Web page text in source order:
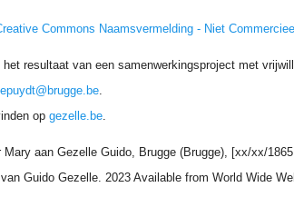
Commons Naamsvermelding - Niet Commercieel
resultaat van een samenwerkingsproject met
.
opgezelle.be.
aan Gezelle Guido, Brugge (Brugge), [xx/xx/
Guido Gezelle. 2023 Available from World Wide